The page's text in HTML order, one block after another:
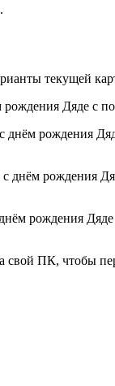
текущей
ПК, чтобы